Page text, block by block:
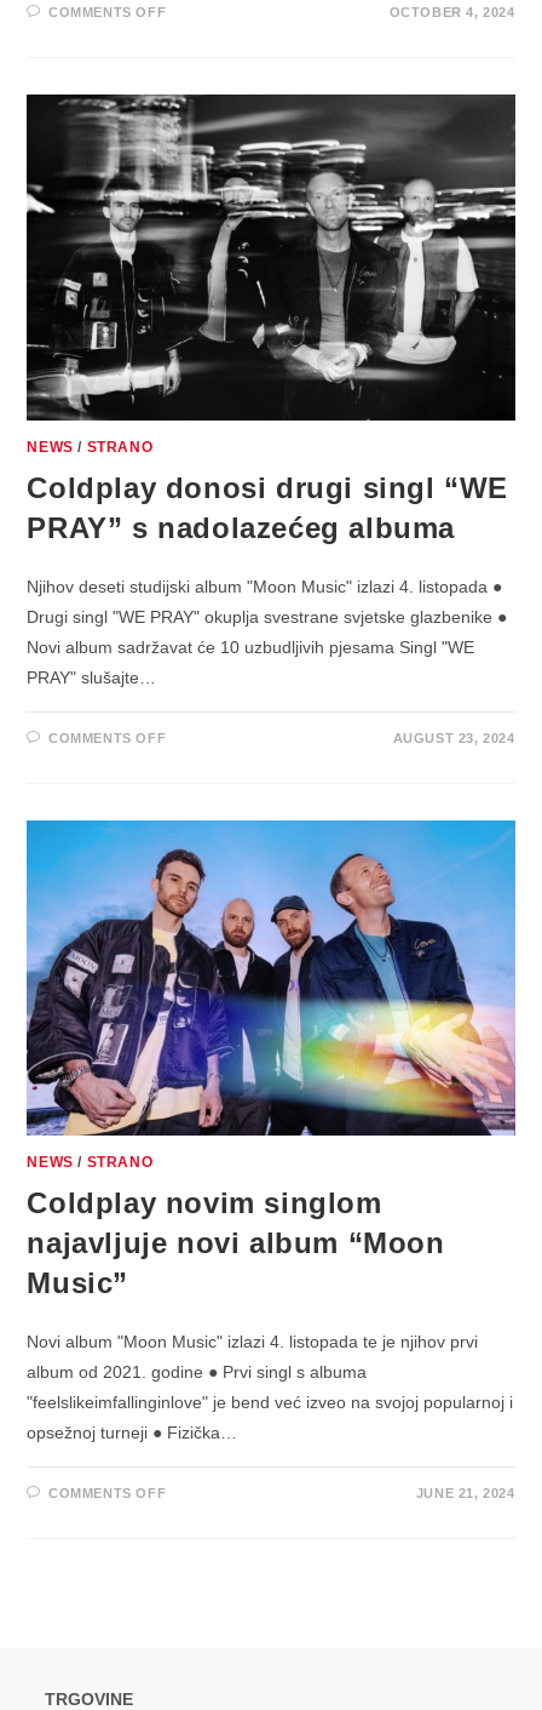
COMMENTS OFFON
ALBUMOM
“MOON
MUSIC”
OCTOBER 4, 2024
NEWS / STRANO
Coldplay donosi drugi singl “WE
PRAY” s nadolazećeg albuma
Njihov deseti studijski album "Moon Music" izlazi 4. listopada ●
Drugi singl "WE PRAY" okuplja svestrane svjetske glazbenike ●
Novi album sadržavat će 10 uzbudljivih pjesama Singl "WE
PRAY" slušajte…
COMMENTS OFFON
S
NADOLAZEĆEG
ALBUMA
AUGUST 23, 2024
NEWS / STRANO
Coldplay novim singlom
najavljuje novi album “Moon
Music”
Novi album "Moon Music" izlazi 4. listopada te je njihov prvi
album od 2021. godine ● Prvi singl s albuma
"feelslikeimfallinginlove" je bend već izveo na svojoj popularnoj i
opsežnoj turneji ● Fizička…
COMMENTS OFFON
JUNE 21, 2024
TRGOVINE